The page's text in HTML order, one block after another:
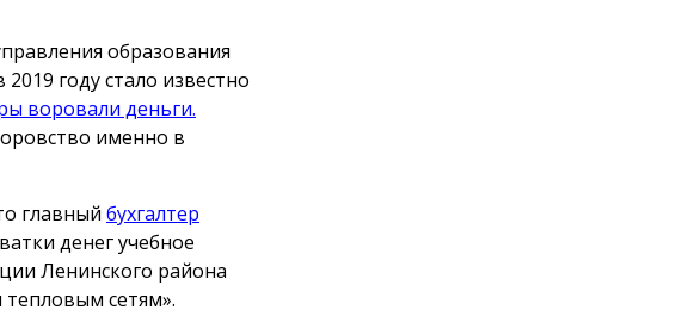
образования
году стало известно
воровали деньги.
именно в
главный бухгалтер
денег учебное
Ленинского района
сетям».